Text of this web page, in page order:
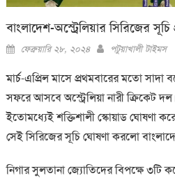
বাংলাদেশ-অস্ট্রেলিয়ার সিরিজের সূচি
Posted
ফেব্রুয়ারি ২৮, ২০২৪ Author
পটুয়াখালী টাইমস
মার্চ-এপ্রিল মাসে প্রথমবারের মতো সাদা
সফরে আসবে অস্ট্রেলিয়া নারী ক্রিকেট
ইতোমধ্যেই শক্তিশালী স্কোয়াড ঘোষণা
সেই সিরিজের সূচি ঘোষণা করলো
নিগার সুলতানা জ্যোতিদের বিপক্ষে ৩টি